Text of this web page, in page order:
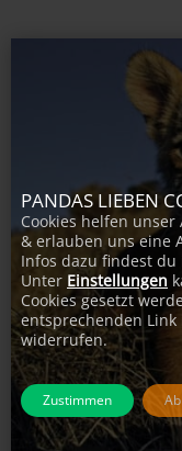
PANDAS LIEBEN
Cookies helfen
& erlauben uns eine
Infos dazu findest
Unter Einstellungen
Cookies gesetzt
entsprechenden
widerrufen.
Zustimmen